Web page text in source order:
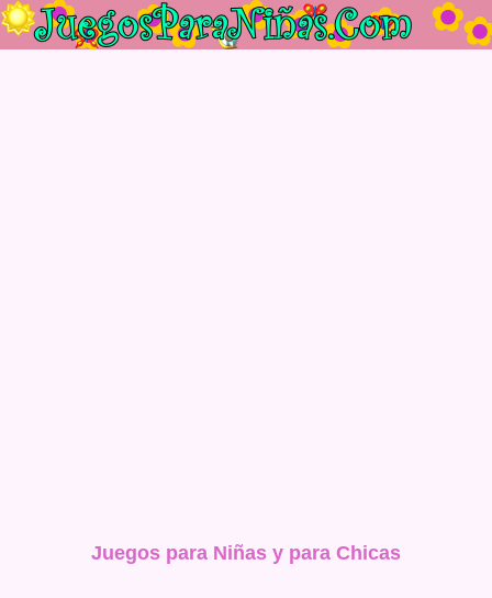
Juegos para Niñas y para Chicas